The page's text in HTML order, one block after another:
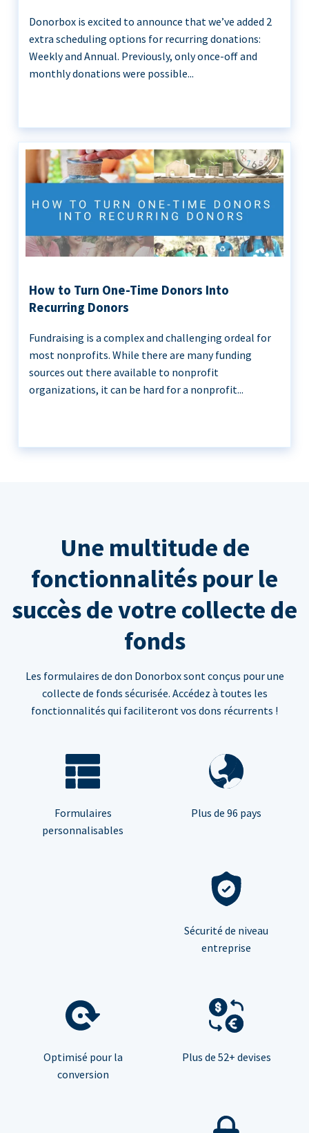
Donorbox is excited to announce that we’ve added 2
extra scheduling options for recurring donations:
Weekly and Annual. Previously, only once-off and
monthly donations were possible...
How to Turn One-Time Donors Into
Recurring Donors
Fundraising is a complex and challenging ordeal for
most nonprofits. While there are many funding
sources out there available to nonprofit
organizations, it can be hard for a nonprofit...
Une multitude de
fonctionnalités pour le
succès de votre collecte de
fonds
Les formulaires de don Donorbox sont conçus pour une
collecte de fonds sécurisée. Accédez à toutes les
fonctionnalités qui faciliteront vos dons récurrents !
Formulaires
personnalisables
Plus de 96 pays
Sécurité de niveau
entreprise
Optimisé pour la
conversion
Plus de 52+ devises